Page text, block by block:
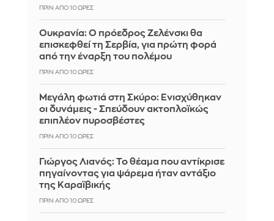
ΠΡΙΝ ΑΠΌ 10 ΏΡΕΣ
Ουκρανία: Ο πρόεδρος Ζελένσκι θα
επισκεφθεί τη Σερβία, για πρώτη φορά
από την έναρξη του πολέμου
ΠΡΙΝ ΑΠΌ 10 ΏΡΕΣ
Μεγάλη φωτιά στη Σκύρο: Ενισχύθηκαν
οι δυνάμεις - Σπεύδουν ακτοπλοϊκώς
επιπλέον πυροσβέστες
ΠΡΙΝ ΑΠΌ 10 ΏΡΕΣ
Γιώργος Λιανός: Το θέαμα που αντίκρισε
πηγαίνοντας για ψάρεμα ήταν αντάξιο
της Καραϊβικής
ΠΡΙΝ ΑΠΌ 10 ΏΡΕΣ